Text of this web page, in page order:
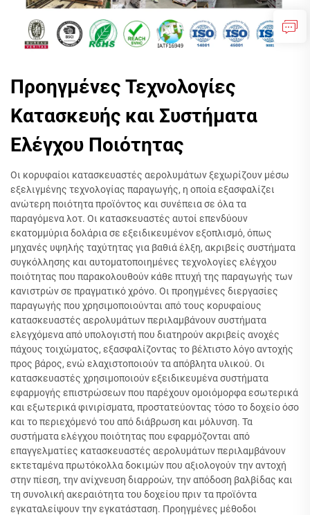
Προηγμένες Τεχνολογίες
Κατασκευής και Συστήματα
Ελέγχου Ποιότητας
Οι κορυφαίοι κατασκευαστές αερολυμάτων ξεχωρίζουν μέσω
εξελιγμένης τεχνολογίας παραγωγής, η οποία εξασφαλίζει
ανώτερη ποιότητα προϊόντος και συνέπεια σε όλα τα
παραγόμενα λοτ. Οι κατασκευαστές αυτοί επενδύουν
εκατομμύρια δολάρια σε εξειδικευμένον εξοπλισμό, όπως
μηχανές υψηλής ταχύτητας για βαθιά έλξη, ακριβείς συστήματα
συγκόλλησης και αυτοματοποιημένες τεχνολογίες ελέγχου
ποιότητας που παρακολουθούν κάθε πτυχή της παραγωγής των
κανιστρών σε πραγματικό χρόνο. Οι προηγμένες διεργασίες
παραγωγής που χρησιμοποιούνται από τους κορυφαίους
κατασκευαστές αερολυμάτων περιλαμβάνουν συστήματα
ελεγχόμενα από υπολογιστή που διατηρούν ακριβείς ανοχές
πάχους τοιχώματος, εξασφαλίζοντας το βέλτιστο λόγο αντοχής
προς βάρος, ενώ ελαχιστοποιούν τα απόβλητα υλικού. Οι
κατασκευαστές χρησιμοποιούν εξειδικευμένα συστήματα
εφαρμογής επιστρώσεων που παρέχουν ομοιόμορφα εσωτερικά
και εξωτερικά φινιρίσματα, προστατεύοντας τόσο το δοχείο όσο
και το περιεχόμενό του από διάβρωση και μόλυνση. Τα
συστήματα ελέγχου ποιότητας που εφαρμόζονται από
επαγγελματίες κατασκευαστές αερολυμάτων περιλαμβάνουν
εκτεταμένα πρωτόκολλα δοκιμών που αξιολογούν την αντοχή
στην πίεση, την ανίχνευση διαρροών, την απόδοση βαλβίδας και
τη συνολική ακεραιότητα του δοχείου πριν τα προϊόντα
εγκαταλείψουν την εγκατάσταση. Προηγμένες μέθοδοι